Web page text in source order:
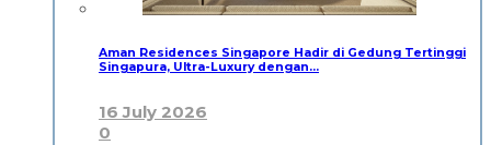
Aman Residences Singapore Hadir di Gedung Tertinggi
Singapura, Ultra-Luxury dengan…
16 July 2026
0